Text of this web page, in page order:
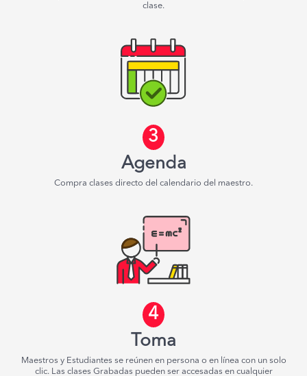
clase.
3
Agenda
Compra clases directo del calendario del maestro.
4
Toma
Maestros y Estudiantes se reúnen en persona o en línea con un solo
clic. Las clases Grabadas pueden ser accesadas en cualquier